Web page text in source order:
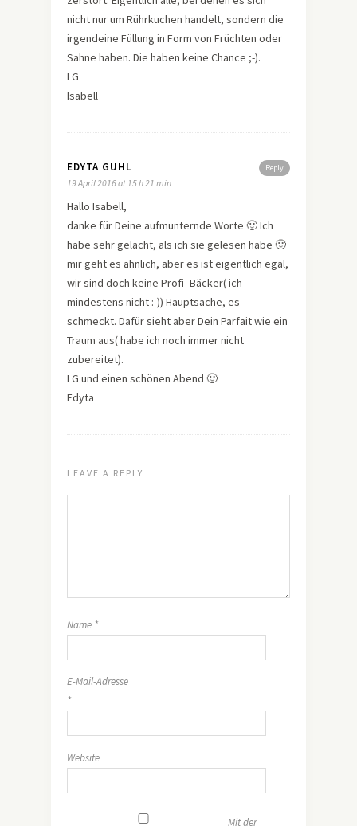
nicht nur um Rührkuchen handelt, sondern die
irgendeine Füllung in Form von Früchten oder
Sahne haben. Die haben keine Chance ;-).
LG
Isabell
Reply
EDYTA GUHL
19 April 2016 at 15 h 21 min
Hallo Isabell,
danke für Deine aufmunternde Worte 🙂 Ich
habe sehr gelacht, als ich sie gelesen habe 🙂
mir geht es ähnlich, aber es ist eigentlich egal,
wir sind doch keine Profi- Bäcker( ich
mindestens nicht :-)) Hauptsache, es
schmeckt. Dafür sieht aber Dein Parfait wie ein
Traum aus( habe ich noch immer nicht
zubereitet).
LG und einen schönen Abend 🙂
Edyta
LEAVE A REPLY
Name *
E-Mail-Adresse
*
Website
Mit der